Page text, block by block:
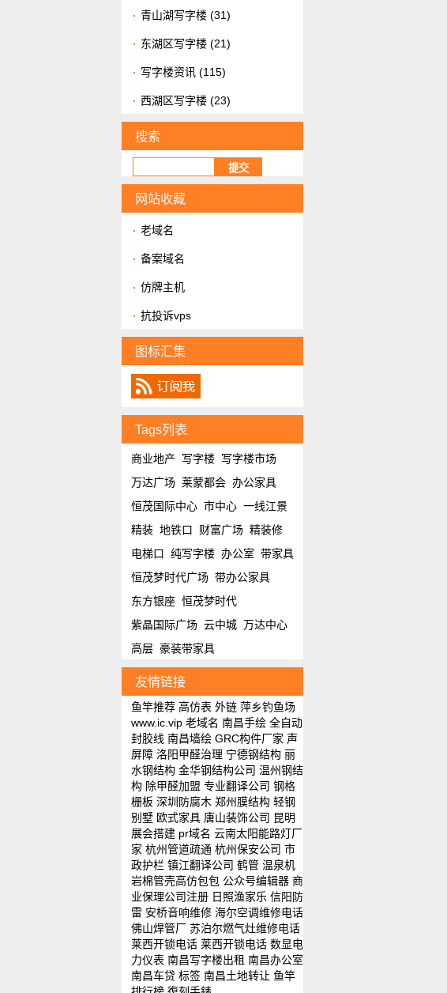
青山湖写字楼 (31)
东湖区写字楼 (21)
写字楼资讯 (115)
西湖区写字楼 (23)
搜索
网站收藏
老域名
备案域名
仿牌主机
抗投诉vps
图标汇集
Tags列表
商业地产 写字楼 写字楼市场
万达广场 莱蒙都会 办公家具
恒茂国际中心 市中心 一线江景
精装 地铁口 财富广场 精装修
电梯口 纯写字楼 办公室 带家具
恒茂梦时代广场 带办公家具
东方银座 恒茂梦时代
紫晶国际广场 云中城 万达中心
高层 豪装带家具
友情链接
鱼竿推荐 高仿表 外链 萍乡钓鱼场
www.ic.vip 老域名 南昌手绘 全自动
封胶线 南昌墙绘 GRC构件厂家 声
屏障 洛阳甲醛治理 宁德钢结构 丽
水钢结构 金华钢结构公司 温州钢结
构 除甲醛加盟 专业翻译公司 钢格
栅板 深圳防腐木 郑州膜结构 轻钢
别墅 欧式家具 唐山装饰公司 昆明
展会搭建 pr域名 云南太阳能路灯厂
家 杭州管道疏通 杭州保安公司 市
政护栏 镇江翻译公司 鹤管 温泉机
岩棉管壳高仿包包 公众号编辑器 商
业保理公司注册 日照渔家乐 信阳防
雷 安桥音响维修 海尔空调维修电话
佛山焊管厂 苏泊尔燃气灶维修电话
莱西开锁电话 莱西开锁电话 数显电
力仪表 南昌写字楼出租 南昌办公室
南昌车贷 标签 南昌土地转让 鱼竿